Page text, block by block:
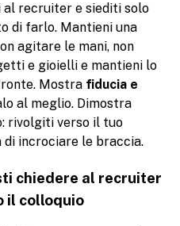
recruiter e siediti solo
di farlo. Mantieni una
agitare le mani, non
e gioielli e mantieni lo
Mostra fiducia e
al meglio. Dimostra
rivolgiti verso il tuo
incrociare le braccia.
chiedere al recruiter
il colloquio